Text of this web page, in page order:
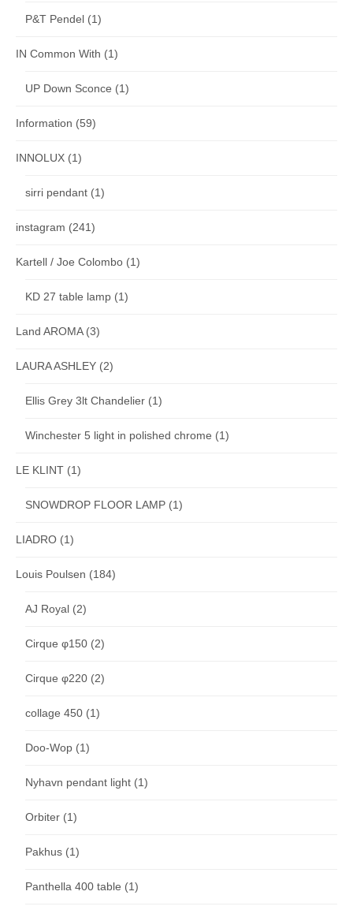
P&T Pendel (1)
IN Common With (1)
UP Down Sconce (1)
Information (59)
INNOLUX (1)
sirri pendant (1)
instagram (241)
Kartell / Joe Colombo (1)
KD 27 table lamp (1)
Land AROMA(3)
LAURA ASHLEY (2)
Ellis Grey 3lt Chandelier (1)
Winchester 5 light in polished chrome (1)
LE KLINT (1)
SNOWDROP FLOOR LAMP (1)
LIADRO (1)
Louis Poulsen (184)
AJ Royal (2)
Cirque φ150 (2)
Cirque φ220 (2)
collage 450 (1)
Doo-Wop (1)
Nyhavn pendant light (1)
Orbiter (1)
Pakhus (1)
Panthella 400 table (1)